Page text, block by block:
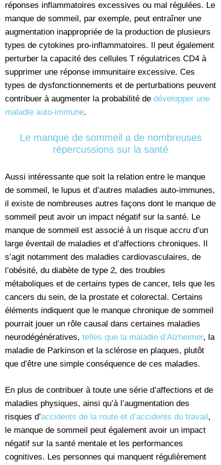
réponses inflammatoires excessives ou mal régulées. Le
manque de sommeil, par exemple, peut entraîner une
augmentation inappropriée de la production de plusieurs
types de cytokines pro-inflammatoires. Il peut également
perturber la capacité des cellules T régulatrices CD4 à
supprimer une réponse immunitaire excessive. Ces
types de dysfonctionnements et de perturbations peuvent
contribuer à augmenter la probabilité de développer une
maladie auto-immune.
Le manque de sommeil a de nombreuses
répercussions sur la santé
Aussi intéressante que soit la relation entre le manque
de sommeil, le lupus et d’autres maladies auto-immunes,
il existe de nombreuses autres façons dont le manque de
sommeil peut avoir un impact négatif sur la santé. Le
manque de sommeil est associé à un risque accru d’un
large éventail de maladies et d’affections chroniques. Il
s’agit notamment des maladies cardiovasculaires, de
l’obésité, du diabète de type 2, des troubles
métaboliques et de certains types de cancer, tels que les
cancers du sein, de la prostate et colorectal. Certains
éléments indiquent que le manque chronique de sommeil
pourrait jouer un rôle causal dans certaines maladies
neurodégénératives, telles que la maladie d’Alzheimer, la
maladie de Parkinson et la sclérose en plaques, plutôt
que d’être une simple conséquence de ces maladies.
En plus de contribuer à toute une série d’affections et de
maladies physiques, ainsi qu’à l’augmentation des
risques d’accidents de la route et d’accidents du travail,
le manque de sommeil peut également avoir un impact
négatif sur la santé mentale et les performances
cognitives. Les personnes qui manquent régulièrement